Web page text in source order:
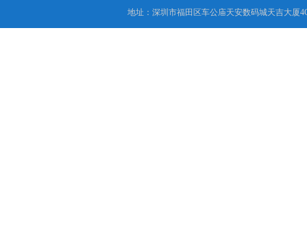
地址：深圳市福田区车公庙天安数码城天吉大厦